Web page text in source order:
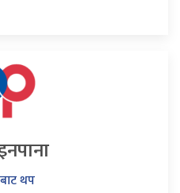
थप